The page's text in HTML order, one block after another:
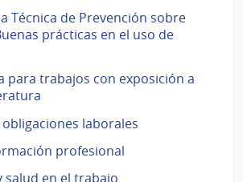
Técnica de Prevención sobre
prácticas en el uso de
para trabajos con exposición a
laborales
profesional
salud en el trabajo